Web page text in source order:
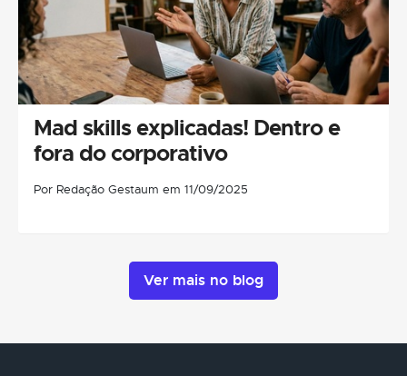
Mad skills explicadas! Dentro e
fora do corporativo
Por Redação Gestaum em 11/09/2025
Ver mais no blog